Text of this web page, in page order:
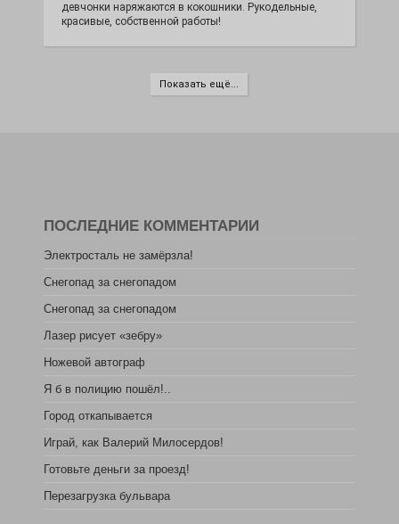
девчонки наряжаются в кокошники. Рукодельные,
красивые, собственной работы!
Показать ещё...
ПОСЛЕДНИЕ КОММЕНТАРИИ
Электросталь не замёрзла!
Снегопад за снегопадом
Снегопад за снегопадом
Лазер рисует «зебру»
Ножевой автограф
Я б в полицию пошёл!..
Город откапывается
Играй, как Валерий Милосердов!
Готовьте деньги за проезд!
Перезагрузка бульвара